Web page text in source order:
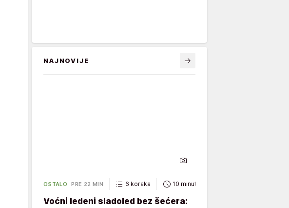
NAJNOVIJE
OSTALO PRE 22 MIN 6 koraka 10 minuta
Voćni ledeni sladoled bez šećera: